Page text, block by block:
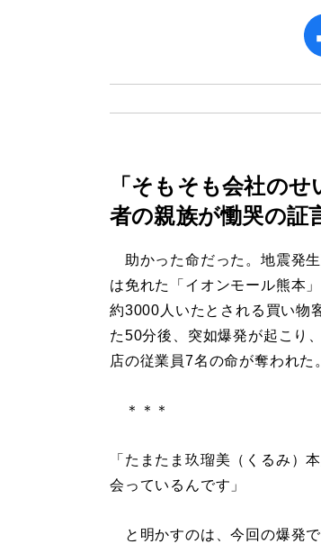
「そもそも会社の
者の親族が慟哭の
助かった命だった。地震発
は免れた「イオンモール熊本
約3000人いたとされる買い物
た50分後、突如爆発が起こり
店の従業員7名の命が奪われた
＊＊＊
「たまたま玖瑠美（くるみ）
会っているんです」
と明かすのは、今回の爆発